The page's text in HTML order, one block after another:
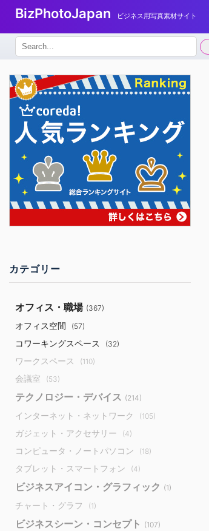
BizPhotoJapan ビジネス用写真素材サイト
検
索:
カテゴリー
オフィス・職場 (367)
オフィス空間 (57)
コワーキングスペース (32)
ワークスペース (110)
会議室 (53)
テクノロジー・デバイス (214)
インターネット・ネットワーク (105)
ガジェット・アクセサリー (4)
コンピュータ・ノートパソコン (18)
タブレット・スマートフォン (4)
ビジネスアイコン・グラフィック (1)
チャート・グラフ (1)
ビジネスシーン・コンセプト (107)